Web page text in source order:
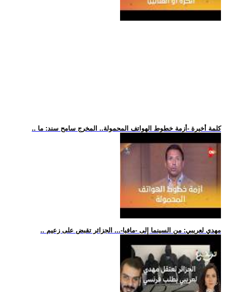
.. كلمة أخيرة -أزمة خطوط الهواتف المحمولة.. المخرج سامح سند: ما
.. مهدي لعريبي: من السينما إلى -مافيا-... الجزائر تقبض على زعيم